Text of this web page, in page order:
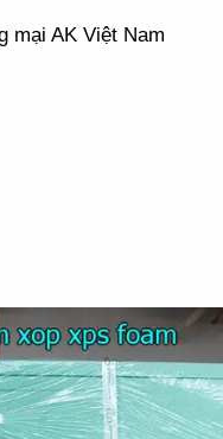
mại AK Việt Nam